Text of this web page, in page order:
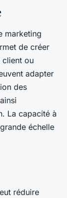
marketing
de créer
client ou
adapter
des
La capacité à
échelle
réduire